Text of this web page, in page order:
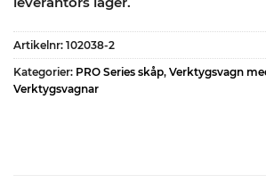
Artikelnr: 102038-2
Kategorier: PRO Series skåp, Verktygsvagn
Verktygsvagnar